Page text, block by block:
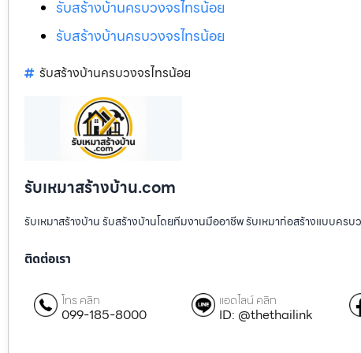
รับสร้างบ้านครบวงจรไทรน้อย
รับสร้างบ้านครบวงจรไทรน้อย
รับสร้างบ้านครบวงจรไทรน้อย
รับเหมาสร้างบ้าน.com
รับเหมาสร้างบ้าน รับสร้างบ้านโดยทีมงานมืออาชีพ รับเหมาก่อสร้างแบบคร
ติดต่อเรา
โทร คลิก
099-185-8000
แอดไลน์ คลิก
ID: @thethailink